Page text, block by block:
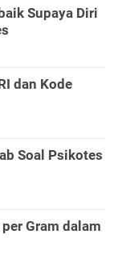
Supaya Diri
dan Kode
Soal Psikotes
Gram dalam